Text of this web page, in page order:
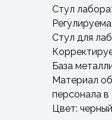
Стул
Стул для
База
Материал
персонала
Цвет: